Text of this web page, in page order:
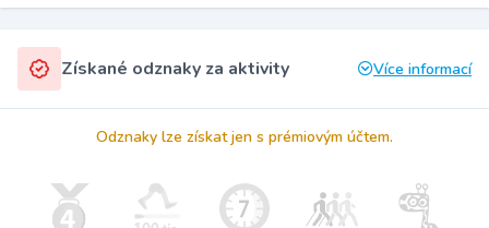
Získané odznaky za aktivity Více informací
Odznaky lze získat jen s prémiovým účtem.